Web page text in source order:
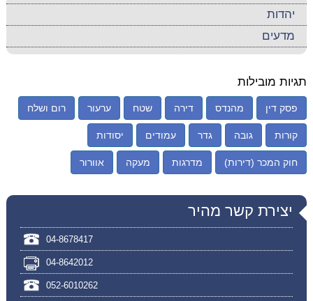
יהדות
מדעים
תגיות מובילות
פסק דין מהנדס דירה שטח ערעור רום ושלח
קורות גובה גדר עמודים יסודות
חוק המכר (דירות) מדרגות מעקה אוורור
יצירת קשר מהיר
04-8678417
04-8642012
052-6010262